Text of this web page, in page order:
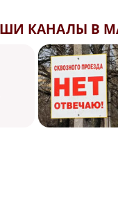
КАНАЛЫ В